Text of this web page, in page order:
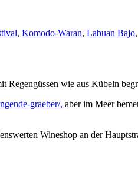
, Komodo-Waran, Labuan Bajo,
Regengüssen wie aus Kübeln
graeber/, aber im Meer
Wineshop an der